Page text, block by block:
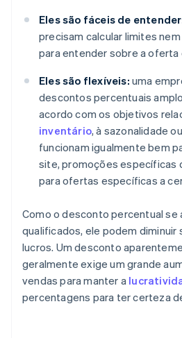
Eles são fáceis de
precisam calcular limites
para entender sobre a
Eles são flexíveis: uma
descontos percentuais
acordo com os objetivos
inventário, à sazonalidade
funcionam igualmente bem
site, promoções específicas
para ofertas específicas a
Como o desconto percentual se
qualificados, ele podem diminuir
lucros. Um desconto
geralmente exige um grande
vendas para manter a
percentagens para ter certeza